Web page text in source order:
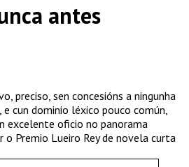
antes
preciso, sen concesións a ningunha
cun dominio léxico pouco común,
excelente oficio no panorama
Premio Lueiro Rey de novela curta